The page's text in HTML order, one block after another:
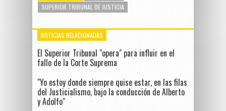
SUPERIOR TRIBUNAL DE JUSTICIA
NOTICIAS RELACIONADAS
El Superior Tribunal "opera" para influir en el
fallo de la Corte Suprema
"Yo estoy donde siempre quise estar, en las filas
del Justicialismo, bajo la conducción de Alberto
y Adolfo"